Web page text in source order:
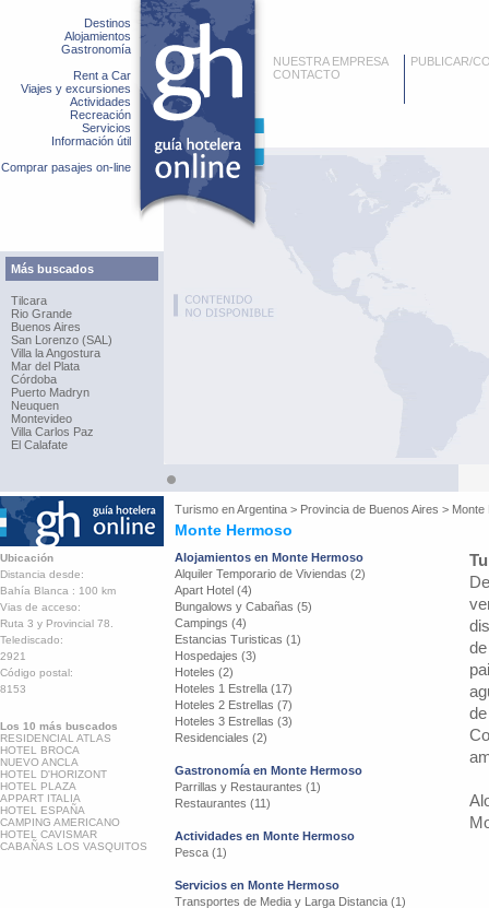
Destinos
Alojamientos
Gastronomía
Rent a Car
Viajes y excursiones
Actividades
Recreación
Servicios
Información útil
Comprar pasajes on-line
Más buscados
Tilcara
Rio Grande
Buenos Aires
San Lorenzo (SAL)
Villa la Angostura
Mar del Plata
Córdoba
Puerto Madryn
Neuquen
Montevideo
Villa Carlos Paz
El Calafate
NUESTRA EMPRESA
CONTACTO
PUBLICAR/
Turismo enArgentina > Provincia de Buenos Aires > Monte
Monte Hermoso
Ubicación
Distancia desde:
Bahía Blanca : 100 km
Vias de acceso:
Ruta 3 y Provincial 78.
Telediscado:
2921
Código postal:
8153
Los 10 más buscados
RESIDENCIAL ATLAS
HOTEL BROCA
NUEVO ANCLA
HOTEL D'HORIZONT
HOTEL PLAZA
APPART ITALIA
HOTEL ESPAÑA
CAMPING AMERICANO
HOTEL CAVISMAR
CABAÑAS LOS VASQUITOS
Alojamientos en Monte Hermoso
Alquiler Temporario de Viviendas (2)
Apart Hotel (4)
Bungalows y Cabañas (5)
Campings (4)
Estancias Turisticas (1)
Hospedajes (3)
Hoteles (2)
Hoteles 1 Estrella (17)
Hoteles 2 Estrellas (7)
Hoteles 3 Estrellas (3)
Residenciales (2)
Gastronomía en Monte Hermoso
Parrillas y Restaurantes (1)
Restaurantes (11)
Actividades en Monte Hermoso
Pesca (1)
Servicios en Monte Hermoso
Transportes de Media y Larga Distancia (1)